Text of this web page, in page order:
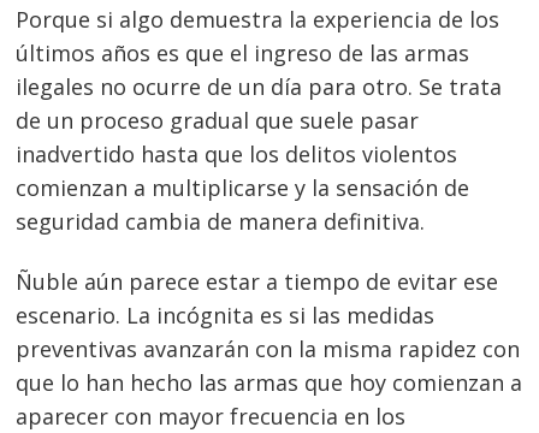
Porque si algo demuestra la experiencia de los
últimos años es que el ingreso de las armas
ilegales no ocurre de un día para otro. Se trata
de un proceso gradual que suele pasar
inadvertido hasta que los delitos violentos
comienzan a multiplicarse y la sensación de
seguridad cambia de manera definitiva.
Ñuble aún parece estar a tiempo de evitar ese
escenario. La incógnita es si las medidas
preventivas avanzarán con la misma rapidez con
que lo han hecho las armas que hoy comienzan a
aparecer con mayor frecuencia en los